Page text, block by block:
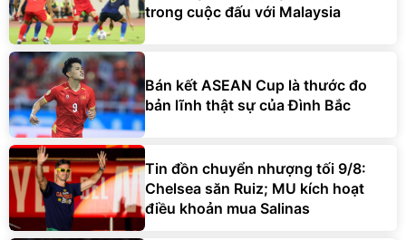
trong cuộc đấu với Malaysia
Bán kết ASEAN Cup là thước đo
bản lĩnh thật sự của Đình Bắc
Tin đồn chuyển nhượng tối 9/8:
Chelsea săn Ruiz; MU kích hoạt
điều khoản mua Salinas